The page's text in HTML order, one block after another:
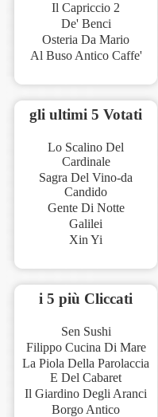
Il Capriccio 2
De' Benci
Osteria Da Mario
Al Buso Antico Caffe'
gli ultimi 5 Votati
Lo Scalino Del
Cardinale
Sagra Del Vino-da
Candido
Gente Di Notte
Galilei
Xin Yi
i 5 più Cliccati
Sen Sushi
Filippo Cucina Di Mare
La Piola Della Parolaccia
E Del Cabaret
Il Giardino Degli Aranci
Borgo Antico